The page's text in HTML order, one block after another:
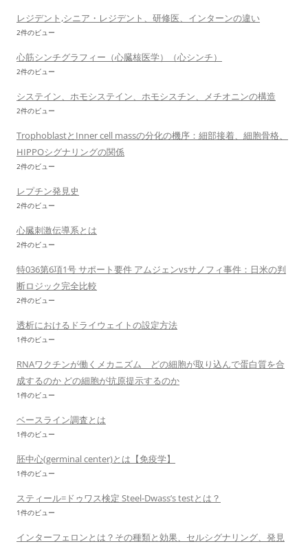
レジデント,シニア・レジデント、研修医、インターンの違い
2件のビュー
心筋シンチグラフィー（心臓核医学）（心シンチ）
2件のビュー
システイン、ホモシステイン、ホモシスチン、メチオニンの構造
2件のビュー
TrophoblastとInner cell massの分化の機序：細部接着、細胞骨格、
HIPPOシグナリングの関係
2件のビュー
レプチン発見史
2件のビュー
心臓刺激伝導系とは
2件のビュー
特036第6項1号 サポート要件 アムジェンvsサノフィ事件：日米の判
断ロジック完全比較
2件のビュー
透析におけるドライウェイトの設定方法
1件のビュー
RNAワクチンが働くメカニズム どの細胞が取り込んで蛋白質を合
成するのか どの細胞が抗原提示するのか
1件のビュー
ベースライン調査とは
1件のビュー
胚中心(germinal center)とは【免疫学】
1件のビュー
スティール=ドゥワス検定 Steel-Dwass’s testとは？
1件のビュー
インターフェロンとは？その種類と効果、セルシグナリング、発見